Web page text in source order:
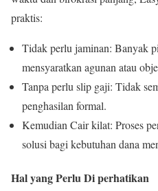
praktis:
Tidak perlu jaminan: Banyak
mensyaratkan agunan atau
Tanpa perlu slip gaji: Tidak
penghasilan formal.
Kemudian Cair kilat: Proses
solusi bagi kebutuhan dana
Hal yang Perlu Di perhatikan